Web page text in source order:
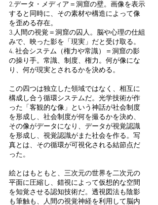
2.データ・メディア＝洞窟の壁。画像を表示
すると同時に、その素材や構造によって像
を歪める存在。
3.人間の視覚＝洞窟の囚人。脳や心理の仕組
みで、映った影を「現実」だと受け取る。
4. 社会システム（権力や常識）＝洞窟の影
の操り手。 常識、制度、権力。何が像にな
り、何が現実とされるかを決める。
この四つは独立した領域ではなく、相互に
構成し合う循環システムだ。光学技術が作
った「客観的な像」という神話が社会制度
を形成し、社会制度が何を撮るかを決め、
その像がデータになり、データが視覚認識
を形成し、視覚認識がまた社会を作る。写
真とは、その循環が可視化される結節点だ
った。
絵とはもともと、三次元の世界を二次元の
平面に圧縮し、錯視によって仮想的な空間
を知覚させる認知技術だ。透視図法も陰影
も筆触も、人間の視覚神経を利用して脳内